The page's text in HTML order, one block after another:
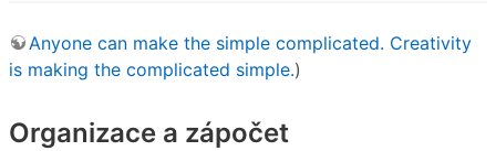
Anyone can make the simple complicated. Creativity
is making the complicated simple.)
Organizace a zápočet